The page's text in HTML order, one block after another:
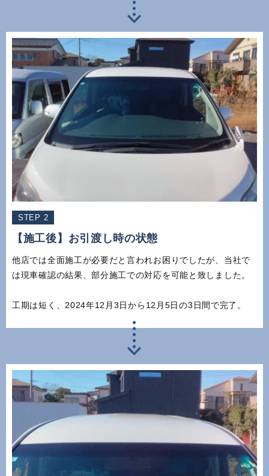
STEP 2
【施工後】お引渡し時の状態
他店では全面施工が必要だと言われお困りでしたが、当社で
は現車確認の結果、部分施工での対応を可能と致しました。
工期は短く、2024年12月3日から12月5日の3日間で完了。